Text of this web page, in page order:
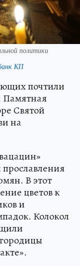
политики
КП
почтили
Памятная
Святой
на
В этот
цветов к
и
Колокол